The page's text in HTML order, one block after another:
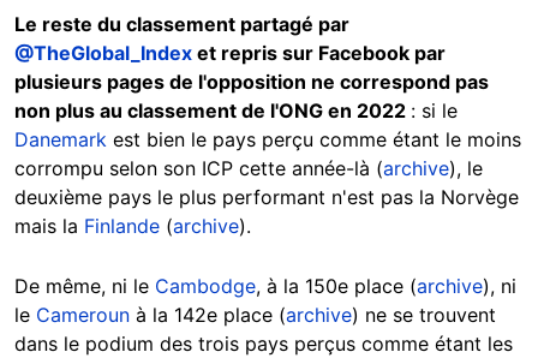
Le reste du classement partagé par
@TheGlobal_Index et repris sur Facebook par
plusieurs pages de l'opposition ne correspond pas
non plus au classement de l'ONG en 2022 : si le
Danemark est bien le pays perçu comme étant le moins
corrompu selon son ICP cette année-là (archive), le
deuxième pays le plus performant n'est pas la Norvège
mais la Finlande (archive).
De même, ni le Cambodge, à la 150e place (archive), ni
le Cameroun à la 142e place (archive) ne se trouvent
dans le podium des trois pays perçus comme étant les